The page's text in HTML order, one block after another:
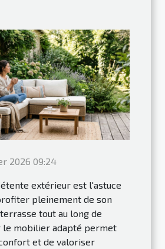
2026 09:24
extérieur est l'astuce
pleinement de son
tout au long de
le mobilier adapté permet
et de valoriser